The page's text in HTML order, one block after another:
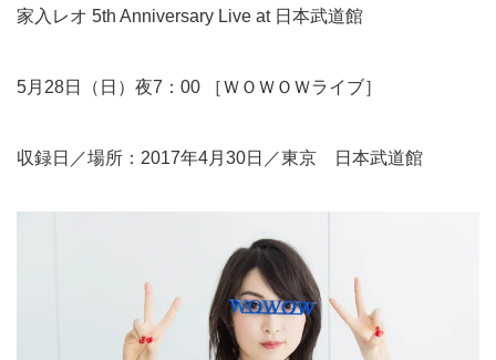
家入レオ 5th Anniversary Live at 日本武道館
5月28日（日）夜7：00 ［ＷＯＷＯＷライブ］
収録日／場所：2017年4月30日／東京 日本武道館